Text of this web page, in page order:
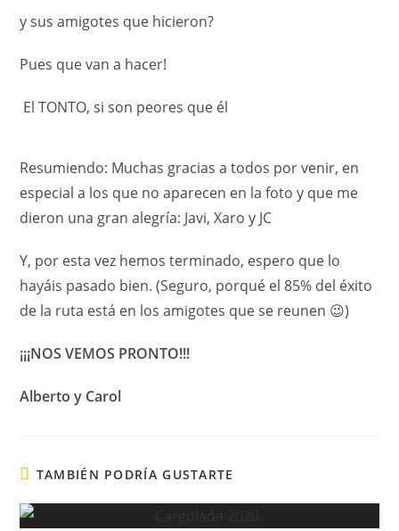
y sus amigotes que hicieron?
Pues que van a hacer!
El TONTO, si son peores que él
Resumiendo: Muchas gracias a todos por venir, en
especial a los que no aparecen en la foto y que me
dieron una gran alegría: Javi, Xaro y JC
Y, por esta vez hemos terminado, espero que lo
hayáis pasado bien. (Seguro, porqué el 85% del éxito
de la ruta está en los amigotes que se reunen 😉)
¡¡¡NOS VEMOS PRONTO!!!
Alberto y Carol
TAMBIÉN PODRÍA GUSTARTE